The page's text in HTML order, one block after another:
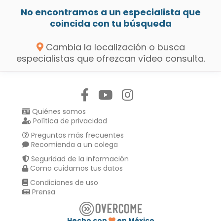
No encontramos a un especialista que
coincida con tu búsqueda
Cambia la localización o busca
especialistas que ofrezcan vídeo consulta.
Quiénes somos
Política de privacidad
Preguntas más frecuentes
Recomienda a un colega
Seguridad de la información
Como cuidamos tus datos
Condiciones de uso
Prensa